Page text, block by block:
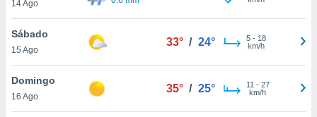
cookies
14 Ago
Sábado
15 Ago
33° / 24° 5- 18
km/h
Domingo
16 Ago
35° / 25° 11 - 27
km/h